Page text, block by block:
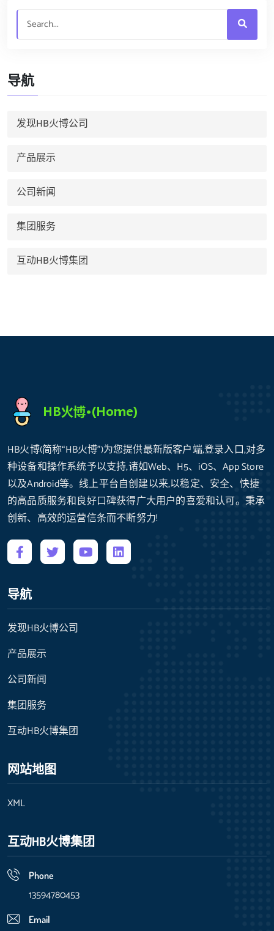
导航
发现HB火博公司
产品展示
公司新闻
集团服务
互动HB火博集团
HB火博(简称“HB火博”)为您提供最新版客户端,登录入口,对多
种设备和操作系统予以支持,诸如Web、H5、iOS、App Store
以及Android等。线上平台自创建以来,以稳定、安全、快捷
的高品质服务和良好口碑获得广大用户的喜爱和认可。秉承
创新、高效的运营信条而不断努力!
导航
发现HB火博公司
产品展示
公司新闻
集团服务
互动HB火博集团
网站地图
XML
互动HB火博集团
Phone
13594780453
Email